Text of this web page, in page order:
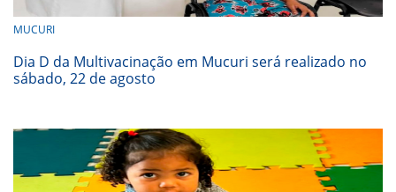
MUCURI
Dia D da Multivacinação em Mucuri será realizado no
sábado, 22 de agosto